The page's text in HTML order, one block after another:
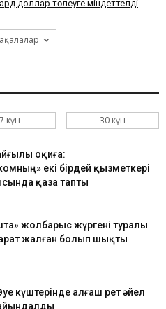
доллар төлеуге міндеттелді
7 күн 30 күн
оқиға:
екі бірдей қызметкері
қаза тапты
жолбарыс жүргені туралы
жалған болып шықты
күштерінде алғаш рет әйел